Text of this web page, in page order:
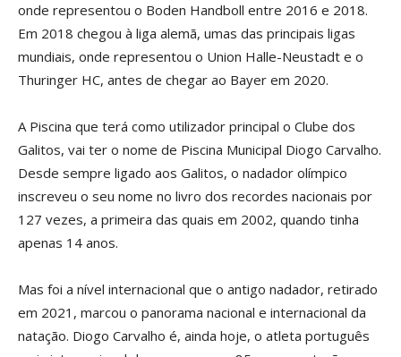
onde representou o Boden Handboll entre 2016 e 2018.
Em 2018 chegou à liga alemã, umas das principais ligas
mundiais, onde representou o Union Halle-Neustadt e o
Thuringer HC, antes de chegar ao Bayer em 2020.
A Piscina que terá como utilizador principal o Clube dos
Galitos, vai ter o nome de Piscina Municipal Diogo Carvalho.
Desde sempre ligado aos Galitos, o nadador olímpico
inscreveu o seu nome no livro dos recordes nacionais por
127 vezes, a primeira das quais em 2002, quando tinha
apenas 14 anos.
Mas foi a nível internacional que o antigo nadador, retirado
em 2021, marcou o panorama nacional e internacional da
natação. Diogo Carvalho é, ainda hoje, o atleta português